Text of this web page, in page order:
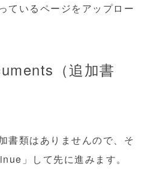
ているページをアップロー
（追加書
書類はありませんので、そ
」して先に進みます。